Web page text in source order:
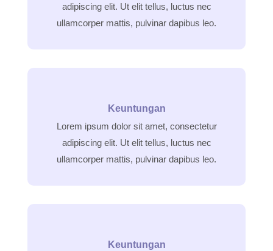
adipiscing elit. Ut elit tellus, luctus nec
ullamcorper mattis, pulvinar dapibus leo.
Keuntungan
Lorem ipsum dolor sit amet, consectetur
adipiscing elit. Ut elit tellus, luctus nec
ullamcorper mattis, pulvinar dapibus leo.
Keuntungan